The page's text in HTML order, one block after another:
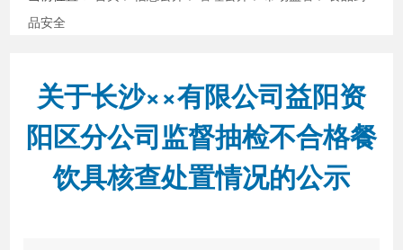
新闻中心 解读回应
政务服务 互动交流
品安全
关于长沙××有限公司益阳资
阳区分公司监督抽检不合格餐
饮具核查处置情况的公示